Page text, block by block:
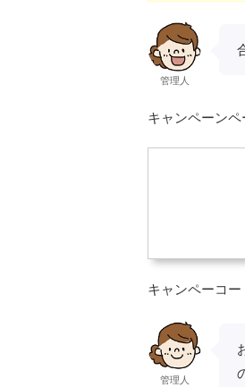
管理人
キャンペーン
キャンペーコー
管理人